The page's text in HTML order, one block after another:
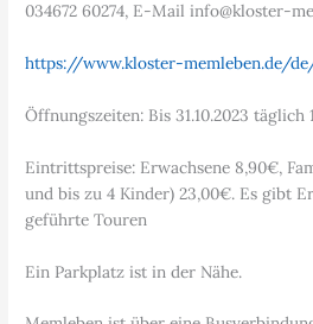
034672 60274, E-Mail info@kloster-
https://www.kloster-memleben.de/
Öffnungszeiten: Bis 31.10.2023 täglich
Eintrittspreise: Erwachsene 8,90€,
und bis zu 4 Kinder) 23,00€. Es gibt
geführte Touren
Ein Parkplatz ist in der Nähe.